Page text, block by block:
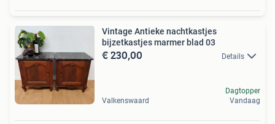
Vintage Antieke nachtkastjes
bijzetkastjes marmer blad 03
€ 230,00 Details
Valkenswaard
Dagtopper
Vandaag